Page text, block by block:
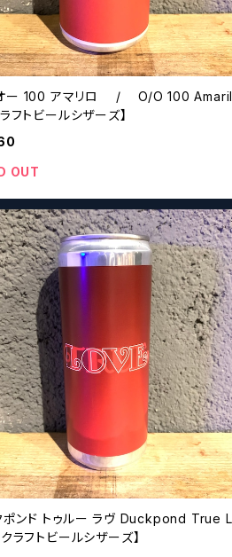
ー 100 アマリロ / O/O 100 Amaril
フトビールシザーズ】
OUT
ド トゥルー ラヴ Duckpond True L
ラフトビールシザーズ】